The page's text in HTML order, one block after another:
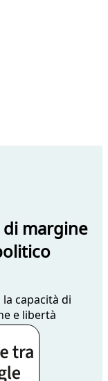
margine
capacità di
e libertà